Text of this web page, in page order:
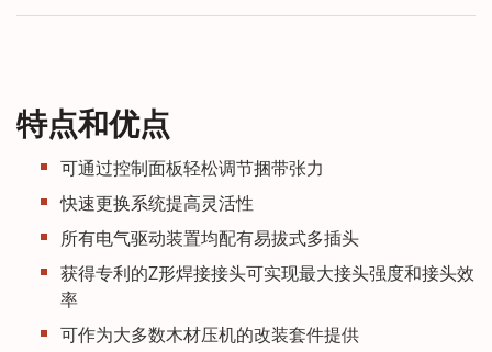
特点和优点
可通过控制面板轻松调节捆带张力
快速更换系统提高灵活性
所有电气驱动装置均配有易拔式多插头
获得专利的Z形焊接接头可实现最大接头强度和接头效
率
可作为大多数木材压机的改装套件提供